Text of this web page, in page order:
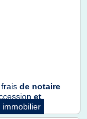
frais de notaire
et
immobilier